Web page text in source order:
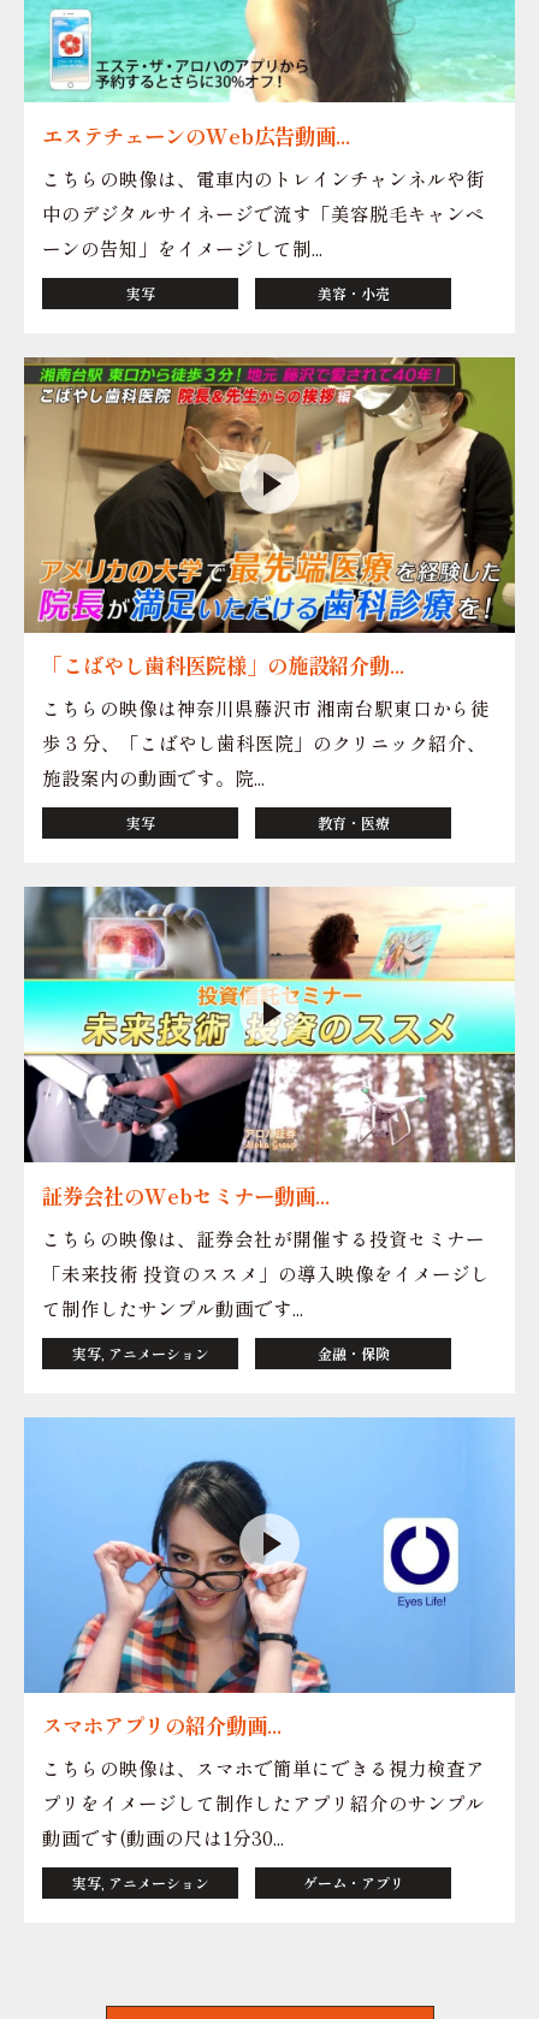
エステチェーンのWeb広告動画...
こちらの映像は、電車内のトレインチャンネルや街
中のデジタルサイネージで流す「美容脱毛キャンペ
ーンの告知」をイメージして制...
実写 美容・小売
「こばやし歯科医院様」の施設紹介動...
こちらの映像は神奈川県藤沢市 湘南台駅東口から徒
歩 3 分、「こばやし歯科医院」のクリニック紹介、
施設案内の動画です。院...
実写 教育・医療
証券会社のWebセミナー動画...
こちらの映像は、証券会社が開催する投資セミナー
「未来技術 投資のススメ」の導入映像をイメージし
て制作したサンプル動画です...
実写, アニメーション 金融・保険
スマホアプリの紹介動画...
こちらの映像は、スマホで簡単にできる視力検査ア
プリをイメージして制作したアプリ紹介のサンプル
動画です(動画の尺は1分30...
実写, アニメーション ゲーム・アプリ